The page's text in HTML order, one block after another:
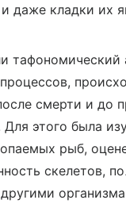
даже кладки их
смерти и до
этого была
рыб,
скелетов,